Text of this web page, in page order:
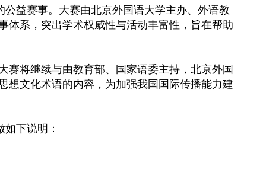
益赛事。大赛由北京外国语大学主办、外语教
体系，突出学术权威性与活动丰富性，旨在帮助
将继续与由教育部、国家语委主持，北京外国
想文化术语的内容，为加强我国国际传播能力建
下说明：